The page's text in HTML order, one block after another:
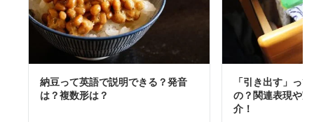
納豆って英語で説明できる？発音
は？複数形は？
「引き出す」っ
の？関連表現や
介！